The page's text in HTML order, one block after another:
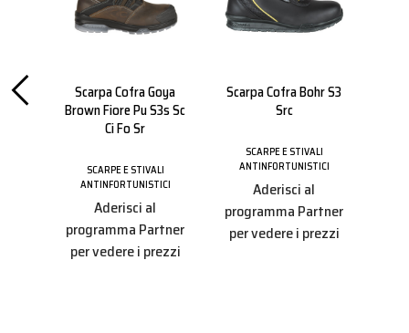
Scarpa Cofra Goya
Brown Fiore Pu S3s Sc
Ci Fo Sr
SCARPE E STIVALI
ANTINFORTUNISTICI
Aderisci al
programma Partner
per vedere i prezzi
Scarpa Cofra Bohr S3
Src
SCARPE E STIVALI
ANTINFORTUNISTICI
Aderisci al
programma Partner
per vedere i prezzi